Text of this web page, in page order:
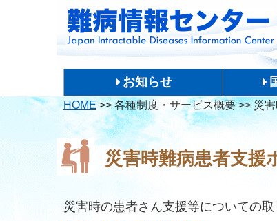
お知らせ
HOME>>各種制度・サービス概要>>災
災害時難病患者支援
災害時の患者さん支援等についての